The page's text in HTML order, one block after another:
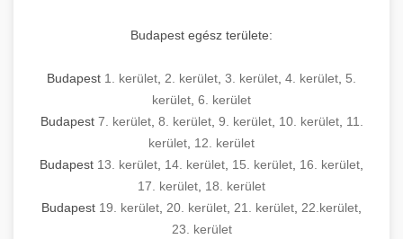
Budapest egész területe:
Budapest 1. kerület 2. kerület 3. kerület 4. kerület 5.
kerület 6. kerület
Budapest 7. kerület, 8. kerület, 9. kerület, 10. kerület, 11.
kerület 12. kerület
Budapest 13. kerület 14. kerület 15. kerület 16. kerület
17. kerület 18. kerület
Budapest 19. kerület 20. kerület 21. kerület 22.kerület
23. kerület